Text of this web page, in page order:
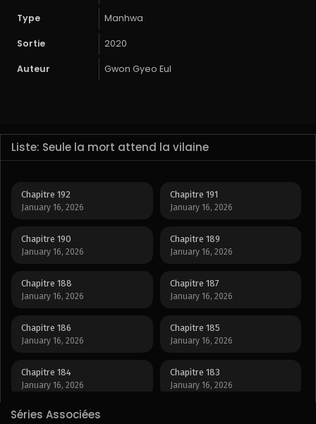
Type Manhwa
Sortie 2020
Auteur Gwon Gyeo Eul
Liste: Seule la mort attend la vilaine
Chapitre 192
January 16, 2026
Chapitre 191
January 16, 2026
Chapitre 190
January 16, 2026
Chapitre 189
January 16, 2026
Chapitre 188
January 16, 2026
Chapitre 187
January 16, 2026
Chapitre 186
January 16, 2026
Chapitre 185
January 16, 2026
Chapitre 184
January 16, 2026
Chapitre 183
January 16, 2026
Chapitre 182
Séries Associées